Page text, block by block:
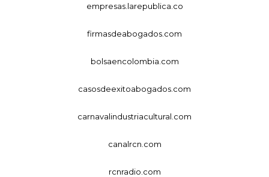
empresas.larepublica.co
firmasdeabogados.com
bolsaencolombia.com
casosdeexitoabogados.com
carnavalindustriacultural.com
canalrcn.com
rcnradio.com